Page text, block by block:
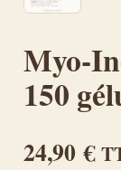
Myo-
150
24,90€